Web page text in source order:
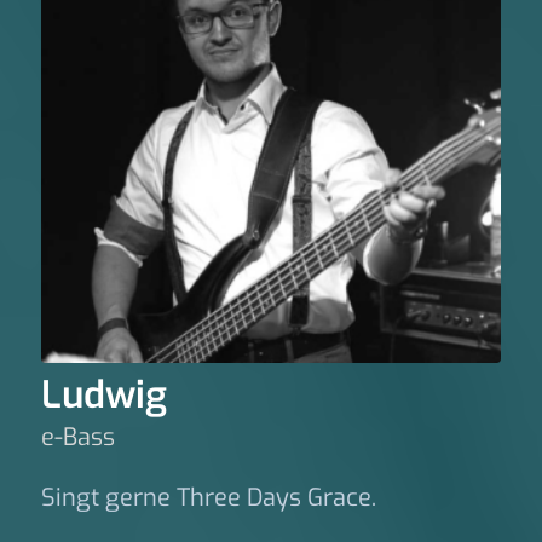
Ludwig
e-Bass
Singt gerne Three Days Grace.